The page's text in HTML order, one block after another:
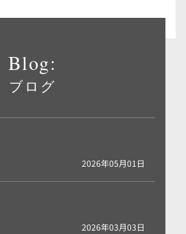
Blog:
ブログ
2026年05月01日
2026年03月03日